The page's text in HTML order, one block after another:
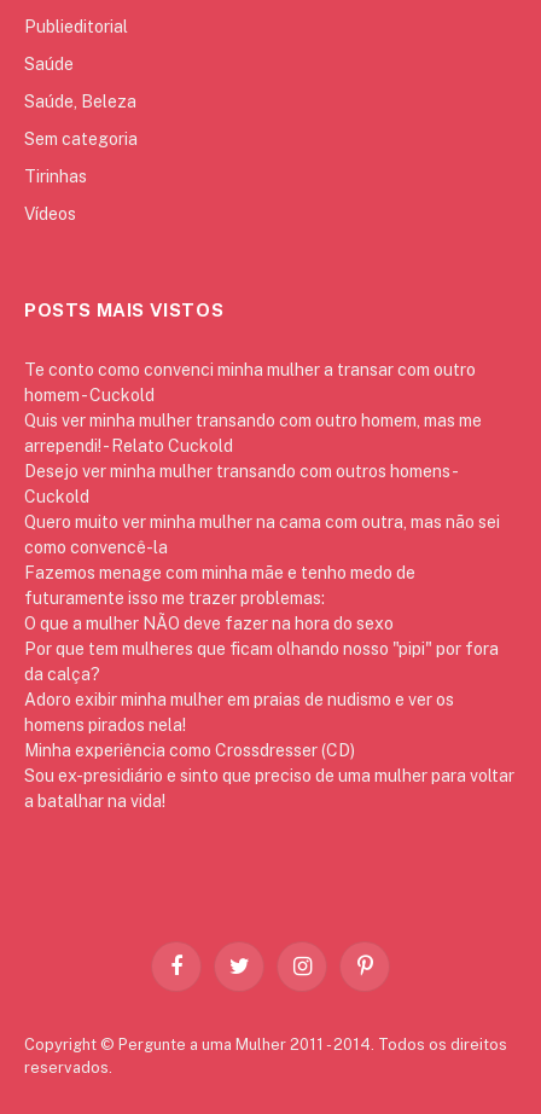
Publieditorial
Saúde
Saúde, Beleza
Sem categoria
Tirinhas
Vídeos
POSTS MAIS VISTOS
Te conto como convenci minha mulher a transar com outro
homem - Cuckold
Quis ver minha mulher transando com outro homem, mas me
arrependi! - Relato Cuckold
Desejo ver minha mulher transando com outros homens -
Cuckold
Quero muito ver minha mulher na cama com outra, mas não sei
como convencê-la
Fazemos menage com minha mãe e tenho medo de
futuramente isso me trazer problemas:
O que a mulher NÃO deve fazer na hora do sexo
Por que tem mulheres que ficam olhando nosso "pipi" por fora
da calça?
Adoro exibir minha mulher em praias de nudismo e ver os
homens pirados nela!
Minha experiência como Crossdresser (CD)
Sou ex-presidiário e sinto que preciso de uma mulher para voltar
a batalhar na vida!
FacebookTwitter InstagramPinterest
Copyright © Pergunte a uma Mulher 2011 - 2014. Todos os direitos
reservados.